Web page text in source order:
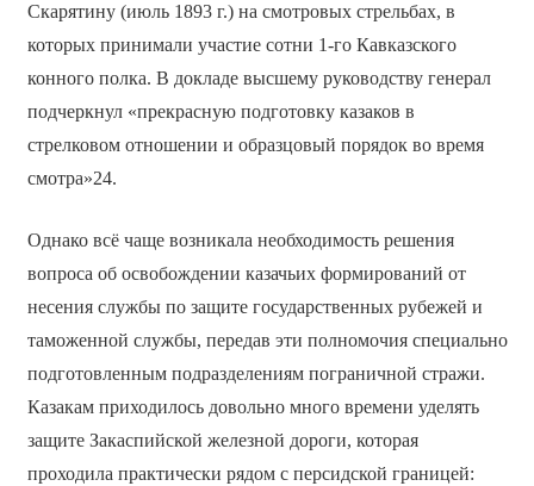
Скарятину (июль 1893 г.) на смотровых стрельбах, в
которых принимали участие сотни 1-го Кавказского
конного полка. В докладе высшему руководству генерал
подчеркнул «прекрасную подготовку казаков в
стрелковом отношении и образцовый порядок во время
смотра»24.
Однако всё чаще возникала необходимость решения
вопроса об освобождении казачьих формирований от
несения службы по защите государственных рубежей и
таможенной службы, передав эти полномочия специально
подготовленным подразделениям пограничной стражи.
Казакам приходилось довольно много времени уделять
защите Закаспийской железной дороги, которая
проходила практически рядом с персидской границей: